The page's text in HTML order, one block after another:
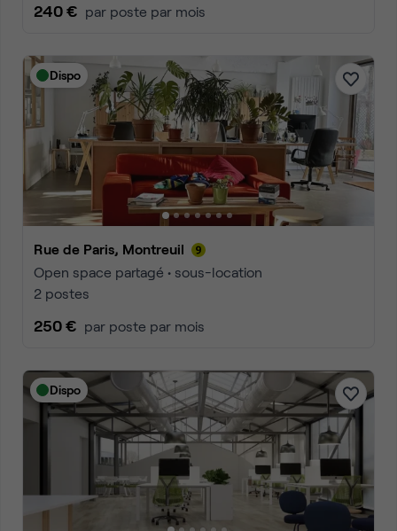
240 € par poste par mois
Dispo
Rue de Paris, Montreuil
Open space partagé • sous-location
2 postes
250 € par poste par mois
Dispo